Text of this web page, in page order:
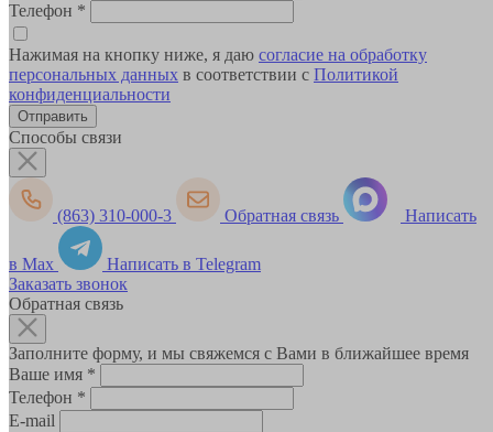
Телефон *
Нажимая на кнопку ниже, я даю согласие на обработку
персональных данных в соответствии с Политикой
конфиденциальности
Способы связи
(863) 310-000-3 Обратная связь Написать
в Max
Написать в Telegram
Заказать звонок
Обратная связь
Заполните форму, и мы свяжемся с Вами в ближайшее время
Ваше имя *
Телефон *
E-mail